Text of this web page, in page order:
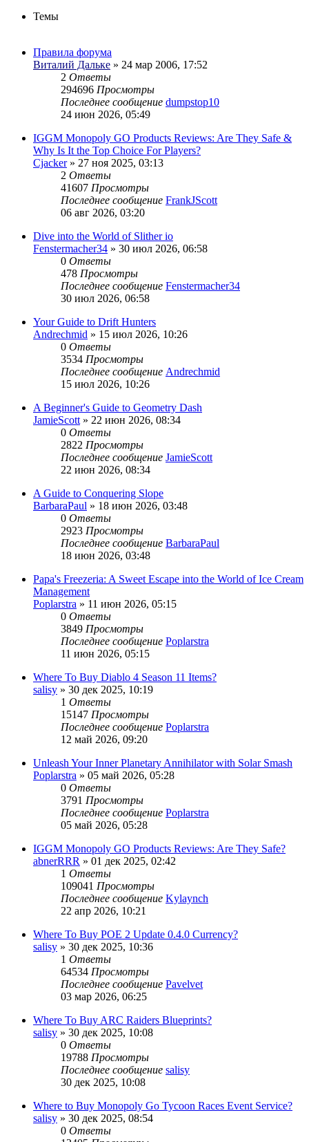
Темы
Правила форума
Виталий Дальке » 24 мар 2006, 17:52
2 Ответы
294696 Просмотры
Последнее сообщение dumpstop10
24 июн 2026, 05:49
IGGM Monopoly GO Products Reviews: Are They Safe &
Why Is It the Top Choice For Players?
Cjacker» 27 ноя 2025, 03:13
2 Ответы
41607 Просмотры
Последнее сообщение FrankJScott
06 авг 2026, 03:20
Dive into the World of Slither io
Fenstermacher34 » 30 июл 2026, 06:58
0 Ответы
478 Просмотры
Последнее сообщение Fenstermacher34
30 июл 2026, 06:58
Your Guide to Drift Hunters
Andrechmid » 15 июл 2026, 10:26
0 Ответы
3534 Просмотры
Последнее сообщение Andrechmid
15 июл 2026, 10:26
A Beginner's Guide to Geometry Dash
JamieScott » 22 июн 2026, 08:34
0 Ответы
2822 Просмотры
Последнее сообщение JamieScott
22 июн 2026, 08:34
A Guide to Conquering Slope
BarbaraPaul » 18 июн 2026, 03:48
0 Ответы
2923 Просмотры
Последнее сообщение BarbaraPaul
18 июн 2026, 03:48
Papa's Freezeria: A Sweet Escape into the World of Ice Cream
Management
Poplarstra » 11 июн 2026, 05:15
0 Ответы
3849 Просмотры
Последнее сообщение Poplarstra
11 июн 2026, 05:15
Where To Buy Diablo 4 Season 11 Items?
salisy » 30 дек 2025, 10:19
1 Ответы
15147 Просмотры
Последнее сообщение Poplarstra
12 май 2026, 09:20
Unleash Your Inner Planetary Annihilator with Solar Smash
Poplarstra » 05 май 2026, 05:28
0 Ответы
3791 Просмотры
Последнее сообщение Poplarstra
05 май 2026, 05:28
IGGM Monopoly GO Products Reviews: Are They Safe?
abnerRRR » 01 дек 2025, 02:42
1 Ответы
109041 Просмотры
Последнее сообщение Kylaynch
22 апр 2026, 10:21
Where To Buy POE 2 Update 0.4.0 Currency?
salisy » 30 дек 2025, 10:36
1 Ответы
64534 Просмотры
Последнее сообщение Pavelvet
03 мар 2026, 06:25
Where To Buy ARC Raiders Blueprints?
salisy » 30 дек 2025, 10:08
0 Ответы
19788 Просмотры
Последнее сообщение salisy
30 дек 2025, 10:08
Where to Buy Monopoly Go Tycoon Races Event Service?
salisy » 30 дек 2025, 08:54
0 Ответы